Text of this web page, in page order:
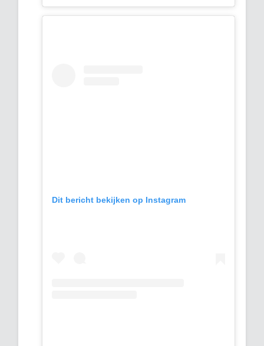
Dit bericht bekijken op Instagram